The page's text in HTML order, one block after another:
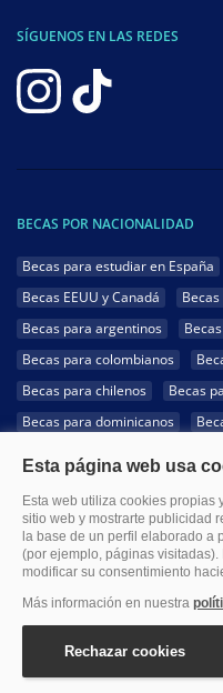
SÍGUENOS EN LAS REDES
BECAS POR NACIONALIDAD
Becas para estudiar en España
Becas EEUU y Canadá
Becas para argentinos
Becas para colombianos
Becas para chilenos
Becas
Becas para dominicanos
Becas para hondureños
Becas para uruguayos
1999-2026 Becas.com @Todos